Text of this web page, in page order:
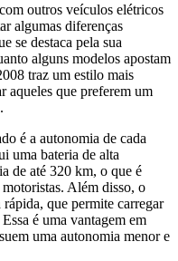
outros veículos elétricos
algumas diferenças
se destaca pela sua
alguns modelos apostam
traz um estilo mais
aqueles que preferem um
é a autonomia de cada
uma bateria de alta
de até 320 km, o que é
Além disso, o
que permite carregar
é uma vantagem em
uma autonomia menor e